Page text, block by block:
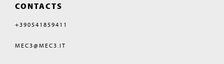
CONTACTS
+390541859411
MEC3@MEC3.IT